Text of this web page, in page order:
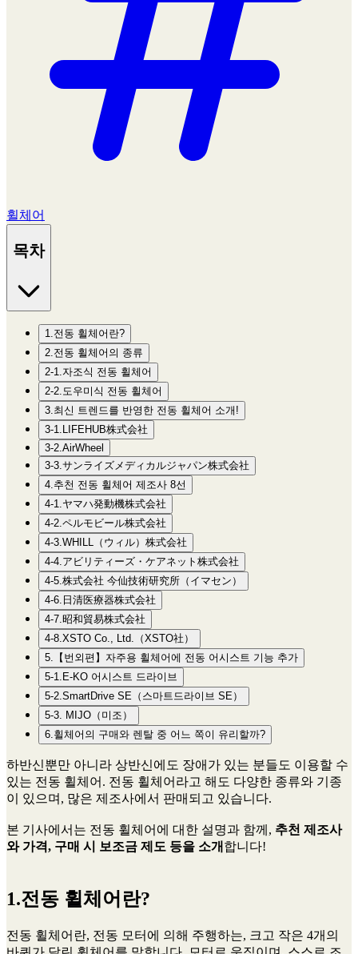
휠체어
목차
1.전동 휠체어란?
2.전동 휠체어의 종류
2-1.자조식 전동 휠체어
2-2.도우미식 전동 휠체어
3.최신 트렌드를 반영한 전동 휠체어 소개!
3-1.LIFEHUB株式会社
3-2.AirWheel
3-3.サンライズメディカルジャパン株式会社
4.추천 전동 휠체어 제조사 8선
4-1.ヤマハ発動機株式会社
4-2.ペルモビール株式会社
4-3.​​WHILL（ウィル）株式会社
4-4.アビリティーズ・ケアネット株式会社
4-5.株式会社 今仙技術研究所（イマセン）
4-6.日清医療器株式会社
4-7.昭和貿易株式会社
4-8.XSTO Co., Ltd.（XSTO社）
5.【번외편】자주용 휠체어에 전동 어시스트 기능 추가
5-1.E-KO 어시스트 드라이브
5-2.SmartDrive SE（스마트드라이브 SE）
5-3. MIJO（미조）
6.휠체어의 구매와 렌탈 중 어느 쪽이 유리할까?
하반신뿐만 아니라 상반신에도 장애가 있는 분들도 이용할 수
있는 전동 휠체어. 전동 휠체어라고 해도 다양한 종류와 기종
이 있으며, 많은 제조사에서 판매되고 있습니다.
본 기사에서는 전동 휠체어에 대한 설명과 함께, 추천 제조사
와 가격, 구매 시 보조금 제도 등을 소개 합니다!
1.전동 휠체어란?
전동 휠체어란, 전동 모터에 의해 주행하는, 크고 작은 4개의